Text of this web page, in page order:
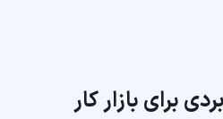
برای بازار کار